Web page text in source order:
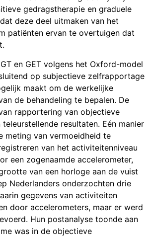
gedragstherapie en graduele
deze deel uitmaken van het
patiënten ervan te overtuigen dat
en GET volgens het Oxford-model
op subjectieve zelfrapportage
maakt om de werkelijke
de behandeling te bepalen. De
rapportering van objectieve
resultaten. Eén manier
meting van vermoeidheid te
van het activiteitenniveau
een zogenaamde accelerometer,
van een horloge aan de vuist
Nederlanders onderzochten drie
gegevens van activiteiten
door accelerometers, maar er werd
Hun postanalyse toonde aan
was in de objectieve